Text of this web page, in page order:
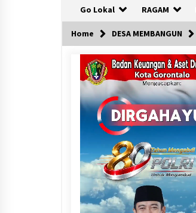
Go Lokal RAGAM
Home DESA MEMBANGUN